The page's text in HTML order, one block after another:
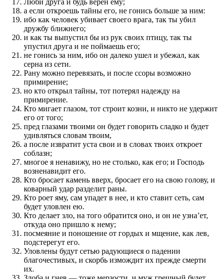
а если откроешь тайны его, не гонись больше за ним:
ибо как человек убивает своего врага, так ты убил
дружбу ближнего;
и как ты выпустил бы из рук своих птицу, так ты
упустил друга и не поймаешь его;
не гонись за ним, ибо он далеко ушел и убежал, как
серна из сети.
Рану можно перевязать, и после ссоры возможно
примирение;
но кто открыл тайны, тот потерял надежду на
примирение.
Кто мигает глазом, тот строит козни, и никто не удержит
его от того;
пред глазами твоими он будет говорить сладко и будет
удивляться словам твоим,
а после извратит уста свои и в словах твоих откроет
соблазн;
многое я ненавижу, но не столько, как его; и Господь
возненавидит его.
Кто бросает камень вверх, бросает его на свою голову, и
коварный удар разделит раны.
Кто роет яму, сам упадет в нее, и кто ставит сеть, сам
будет уловлен ею.
Кто делает зло, на того обратится оно, и он не узна’ет,
откуда оно пришло к нему;
посмеяние и поношение от гордых и мщение, как лев,
подстерегут его.
Уловлены будут сетью радующиеся о падении
благочестивых, и скорбь измождит их прежде смерти
их.